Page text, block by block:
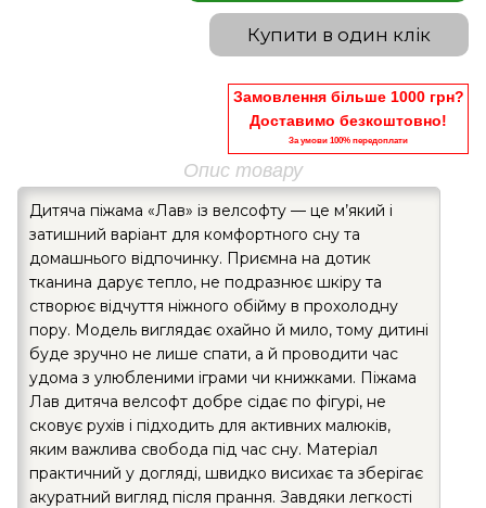
Купити в один клік
Замовлення більше 1000 грн?
Доставимо безкоштовно!
За умови 100% передоплати
Опис товару
Дитяча піжама «Лав» із велсофтy — це м’який і
затишний варіант для комфортного сну та
домашнього відпочинку. Приємна на дотик
тканина дарує тепло, не подразнює шкіру та
створює відчуття ніжного обійму в прохолодну
пору. Модель виглядає охайно й мило, тому дитині
буде зручно не лише спати, а й проводити час
удома з улюбленими іграми чи книжками. Піжама
Лав дитяча велсофт добре сідає по фігурі, не
сковує рухів і підходить для активних малюків,
яким важлива свобода під час сну. Матеріал
практичний у догляді, швидко висихає та зберігає
акуратний вигляд після прання. Завдяки легкості